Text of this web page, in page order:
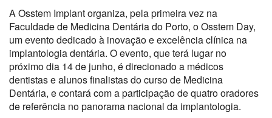
A Osstem Implant organiza, pela primeira vez na
Faculdade de Medicina Dentária do Porto, o Osstem Day,
um evento dedicado à inovação e excelência clínica na
implantologia dentária. O evento, que terá lugar no
próximo dia 14 de junho, é direcionado a médicos
dentistas e alunos finalistas do curso de Medicina
Dentária, e contará com a participação de quatro oradores
de referência no panorama nacional da implantologia.